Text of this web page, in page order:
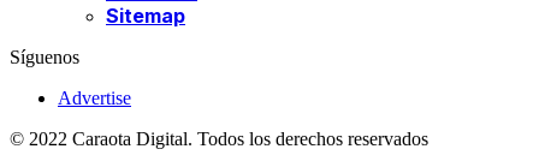
Sitemap
Síguenos
Advertise
© 2022 Caraota Digital. Todos los derechos reservados